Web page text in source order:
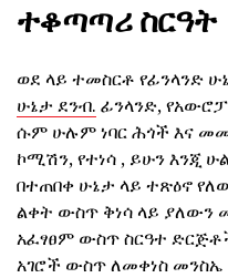
ተቆጣጣሪ ስርዓት
ወደ ላይ ተመስርቶ የፊንላንድ
ሁኔታ ደንብ. ፊንላንድ,
ሱም ሁሉም ነባር ሕጎች እና
ኮሚሽን, የተነሳ , ይሁን እንጂ
በተጠበቀ ሁኔታ ላይ ተጽዕኖ
ልቀት ውስጥ ቅነሳ ላይ
አፈፃፀም ውስጥ ስርዓተ
አገሮች ውስጥ ለመቀነስ መንስኤ